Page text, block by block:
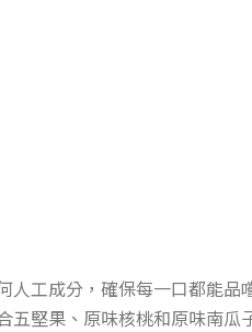
工成分，確保每一口都能品
五堅果、原味核桃和原味南瓜